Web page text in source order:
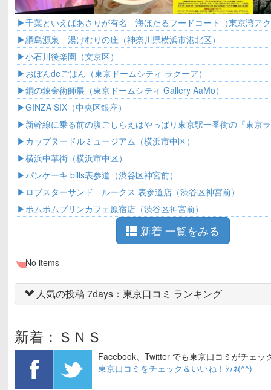
千葉といえばあさりが有名 海ほたるフードコート（東京湾ア
綱島源泉 湯けむりの庄（神奈川県横浜市港北区）
小石川後楽園（文京区）
おぼんdeごはん（東京ドームシティ ラクーア）
鋼の錬金術師展（東京ドームシティ Gallery AaMo）
GINZA SIX（中央区銀座）
新幹線に乗る前の腹ごしらえはやっぱり東京駅一番街の『東京
ート』でしょ！
カップヌードルミュージアム（横浜市中区）
横浜中華街（横浜市中区）
パンケーキ bills表参道（渋谷区神宮前）
ロブスターサンド ルークス 表参道店（渋谷区神宮前）
ポムポムプリンカフェ原宿店（渋谷区神宮前）
新着 一覧をみる
No items
人気の投稿 7days：東京口コミ ランキング
新着：ＳＮＳ
Facebook、Twitter でも東京口コミがチェ
東京口コミをチェック＆いいね！ｼﾃﾈ(^^)